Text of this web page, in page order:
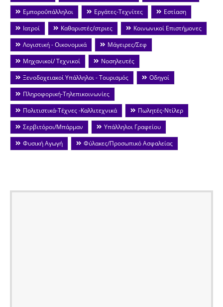
Εμποροΰπάλληλοι Εργάτες-Τεχνίτες
Εστίαση
Ιατροί
Καθαριστές/στριες
Κοινωνικοί Επιστήμονες
Λογιστική - Οικονομικά
Μάγειρες/Σεφ
Μηχανικοί/ Τεχνικοί
Νοσηλευτές
Ξενοδοχειακοί Υπάλληλοι - Τουρισμός
Οδηγοί
Πληροφορική-Τηλεπικοινωνίες
Πολιτιστικά-Τέχνες -Καλλιτεχνικά
Πωλητές-Ντίλερ
Σερβιτόροι/Μπάρμαν
Υπάλληλοι Γραφείου
Φυσική Αγωγή
Φύλακες/Προσωπικό Ασφαλείας